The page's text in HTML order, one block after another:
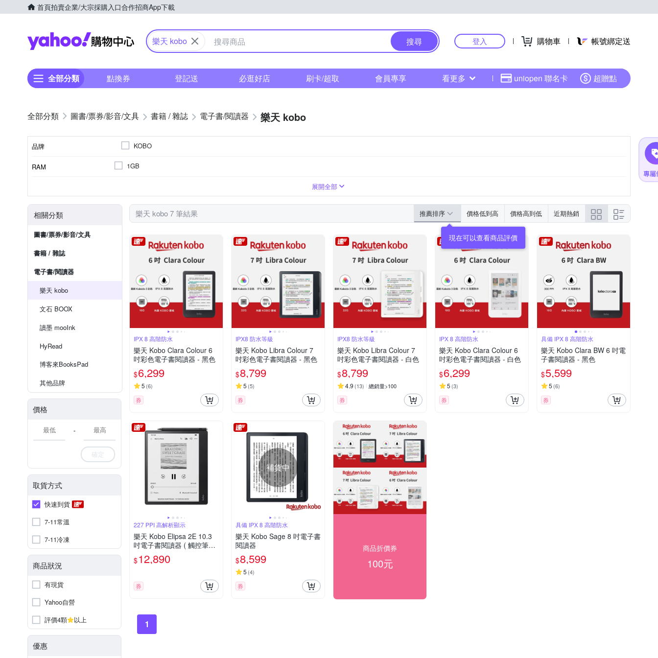
首頁拍賣企業/大宗採購入口合作招商App下載
Yahoo購物中心
樂天 kobo 搜尋 登入 購物車 帳號綁定送
全部分類 點換券 登記送 必逛好店 刷卡/超取 會員專享 看更多 uniopen 聯名卡 超贈點
圖書/票券/影音/文具 書籍 / 雜誌 電子書/閱讀器 樂天 kobo
品牌 KOBO
RAM 1GB
1404 x 1872 (300ppi)
展開全部
相關分類
圖書/票券/影音/文具
書籍 / 雜誌
電子書/閱讀器
樂天 kobo
文石 BOOX
讀墨 mooInk
HyRead
博客來BooksPad
其他品牌
價格
-
確定
取貨方式
快速到貨
7-11常溫
7-11冷凍
商品狀況
有現貨
Yahoo自營
評價4顆
以上
優惠
樂天 kobo 7 筆結果 推薦排序 價格低到高 價格高到低 近期熱銷
現在可以查看商品評價
IPX 8 高階防水
樂天 Kobo Clara Colour 6
吋彩色電子書閱讀器 - 黑色
$6,299
5 (6)
券
IPX8 防水等級
樂天 Kobo Libra Colour 7
吋彩色電子書閱讀器 - 黑色
$8,799
5 (5)
券
IPX8 防水等級
樂天 Kobo Libra Colour 7
吋彩色電子書閱讀器 - 白色
$8,799
4.9 (13) 總銷量>100
券
IPX 8 高階防水
樂天 Kobo Clara Colour 6
吋彩色電子書閱讀器 - 白色
$6,299
5 (3)
券
具備 IPX 8 高階防水
樂天 Kobo Clara BW 6 吋電
子書閱讀器 - 黑色
$5,599
5 (6)
券
227 PPI 高解析顯示
樂天 Kobo Elipsa 2E 10.3
吋電子書閱讀器 ( 觸控筆二
合一套組 )
$12,890
券
補貨中
具備 IPX 8 高階防水
樂天 Kobo Sage 8 吋電子書
閱讀器
$8,599
5 (4)
券
商品折價券
100元
1